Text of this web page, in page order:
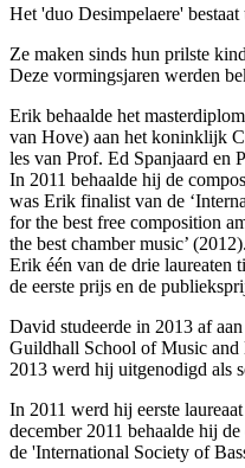
Het 'duo Desimpelaere'
Ze maken sinds hun prilste
Deze vormingsjaren werden
Erik behaalde het
van Hove) aan het koninklijk
les van Prof. Ed Spanjaard en
In 2011 behaalde hij de
was Erik finalist van de
for the best free composition
the best chamber music’
Erik één van de drie laureaten
de eerste prijs en de
David studeerde in 2013 af
Guildhall School of Music and
2013 werd hij uitgenodigd als
In 2011 werd hij eerste
december 2011 behaalde hij
de 'International Society of